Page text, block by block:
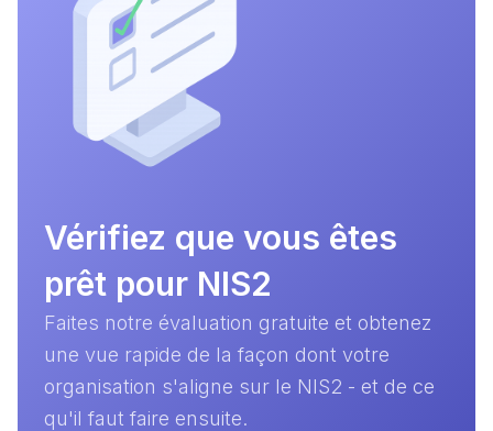
Vérifiez que vous êtes
prêt pour NIS2
Faites notre évaluation gratuite et obtenez
une vue rapide de la façon dont votre
organisation s'aligne sur le NIS2 - et de ce
qu'il faut faire ensuite.